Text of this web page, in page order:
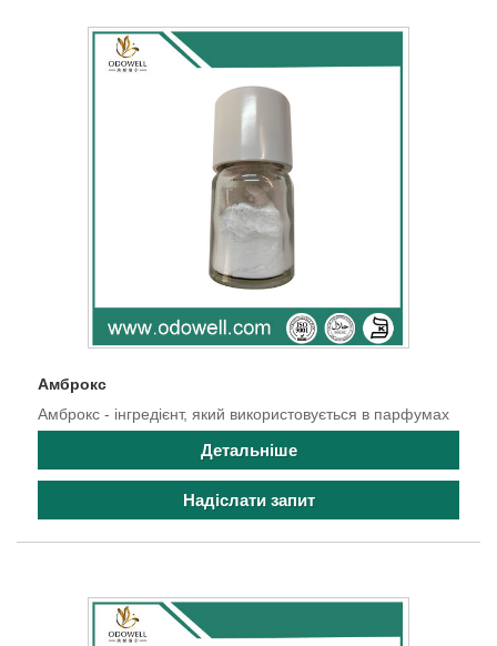
Амброкс
Амброкс - інгредієнт, який використовується в парфумах
Детальніше
Надіслати запит